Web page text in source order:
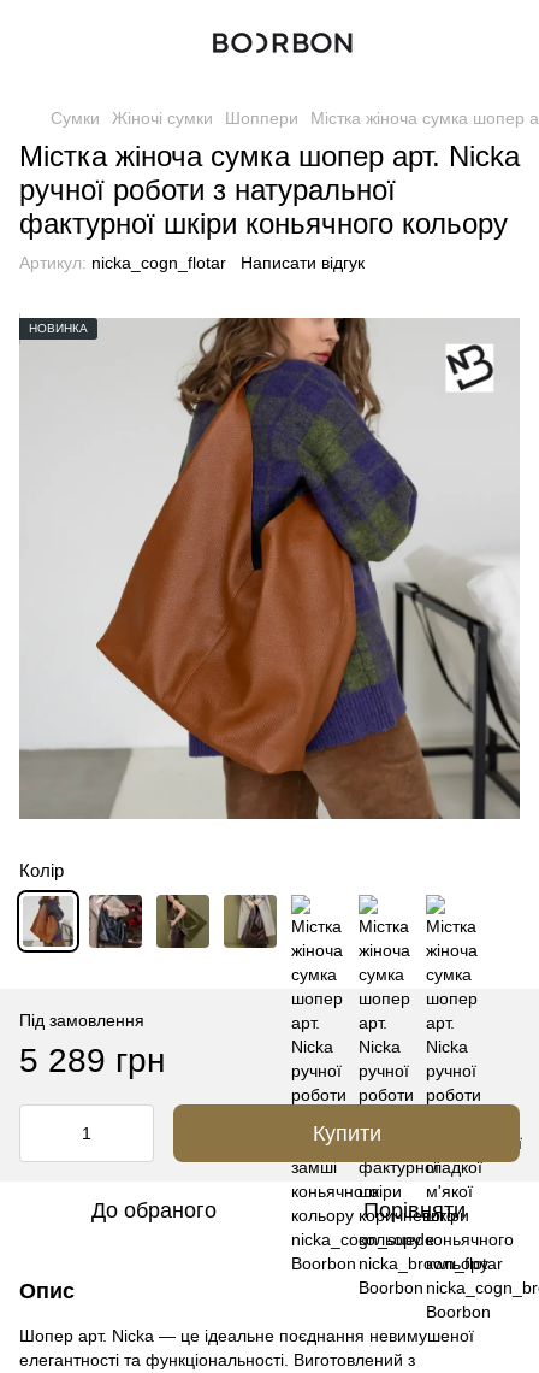
Сумки Жіночі сумки Шоппери Містка жіноча сумка шопер
Містка жіноча сумка шопер арт. Nicka
ручної роботи з натуральної
фактурної шкіри коньячного кольору
Артикул: nicka_cogn_flotar Написати відгук
НОВИНКА
Колір
Під замовлення
5 289 грн
Купити
До обраного Порівняти
Опис
Шопер арт. Nicka — це ідеальне поєднання невимушеної
елегантності та функціональності. Виготовлений з